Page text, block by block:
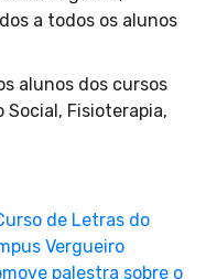
a todos os alunos
alunos dos cursos
Social, Fisioterapia,